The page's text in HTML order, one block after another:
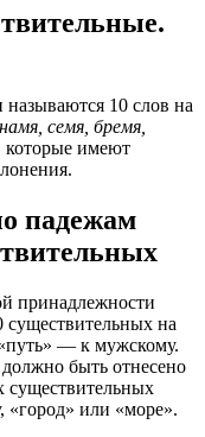
10 слов на
семя, бремя,
которые имеют
падежам
принадлежности
существительных на
— к мужскому.
быть отнесено
существительных
«город» или «море».